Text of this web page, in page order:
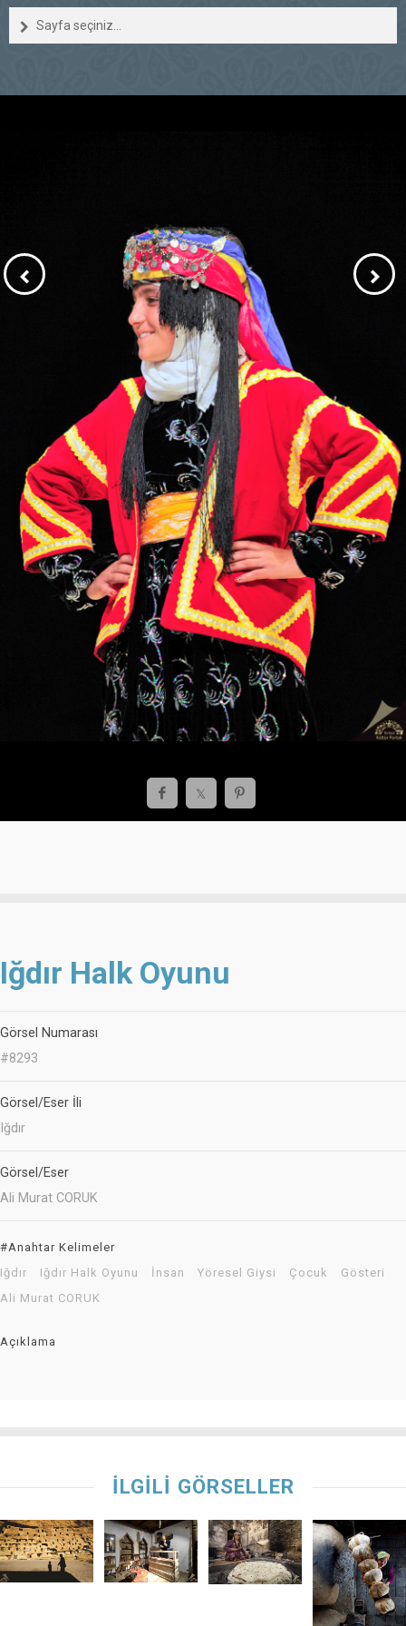
Sayfa seçiniz...
Iğdır Halk Oyunu
Görsel Numarası
#8293
Görsel/Eser İli
Iğdır
Görsel/Eser
Ali Murat CORUK
#Anahtar Kelimeler
Iğdır
Iğdır Halk Oyunu İnsan Yöresel Giysi Çocuk
Gösteri
Ali Murat CORUK
Açıklama
İLGİLİ GÖRSELLER